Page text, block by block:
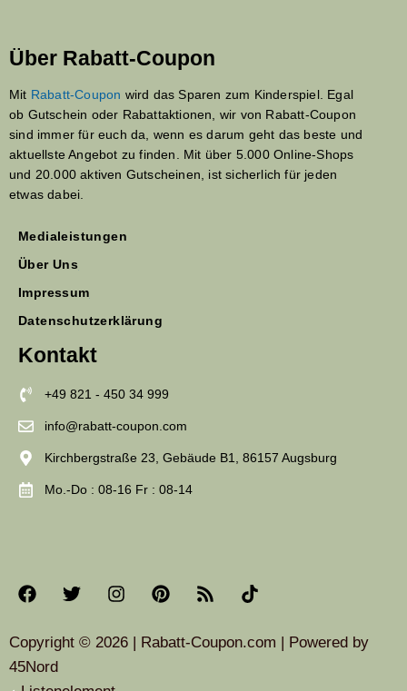
Über Rabatt-Coupon
Mit Rabatt-Coupon wird das Sparen zum Kinderspiel. Egal
ob Gutschein oder Rabattaktionen, wir von Rabatt-Coupon
sind immer für euch da, wenn es darum geht das beste und
aktuellste Angebot zu finden. Mit über 5.000 Online-Shops
und 20.000 aktiven Gutscheinen, ist sicherlich für jeden
etwas dabei.
Medialeistungen
Über Uns
Impressum
Datenschutzerklärung
Kontakt
+49 821 - 450 34 999
info@rabatt-coupon.com
Kirchbergstraße 23, Gebäude B1, 86157 Augsburg
Mo.-Do : 08-16 Fr : 08-14
Copyright © 2026 | Rabatt-Coupon.com | Powered by
45Nord